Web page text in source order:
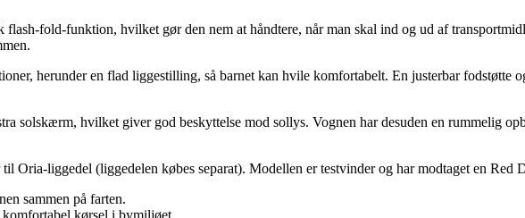
fold-funktion, hvilket gør den nem at håndtere, når man skal ind og ud af
herunder en flad liggestilling, så barnet kan hvile komfortabelt. En justerbar fodstøtte
solskærm, hvilket giver god beskyttelse mod sollys. Vognen har desuden en rummelig
Oria-liggedel (liggedelen købes separat). Modellen er testvinder og har modtaget en Red
sammen på farten.
kørsel i bymiljøet.